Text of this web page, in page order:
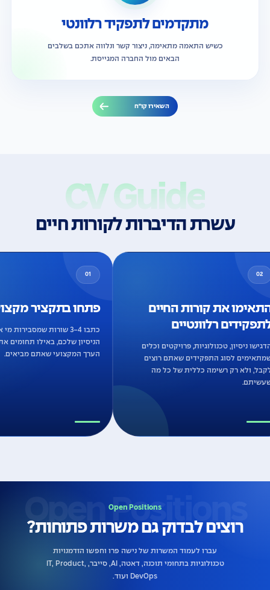
מתקדמים לתפקיד רלוונטי
כשיש התאמה מתאימה, ניצור קשר ונלווה אתכם בשלבים
הבאים מול החברה המגייסת.
השאירו קו״ח
CV Guide
עשרת הדיברות לקורות חיים
פתחו בתקציר
כתבו 3-4 שורות
הניסיון שלכם, באילו
הערך המקצועי שאתם
התאימו את קורות החיים
לתפקידים רלוונטיים
הדגישו ניסיון, טכנולוגיות, פרויקטים וכלים
שמתאימים לסוג התפקידים שאתם רוצים
לקבל, ולא רק רשימה כללית של כל מה
שעשיתם.
Open Positions
רוצים לבדוק גם משרות פתוחות?
עברו לעמוד המשרות של נישה פרו וחפשו הזדמנויות
טכנולוגיות בתחומי תוכנה, דאטה, AI, סייבר, IT, Product,
DevOps ועוד.